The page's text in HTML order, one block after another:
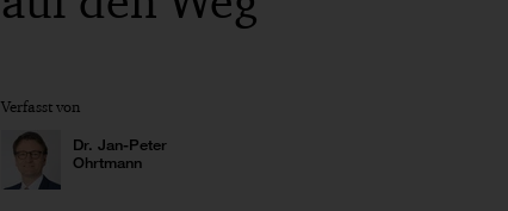
Verfasst von
Dr. Jan-Peter
Ohrtmann